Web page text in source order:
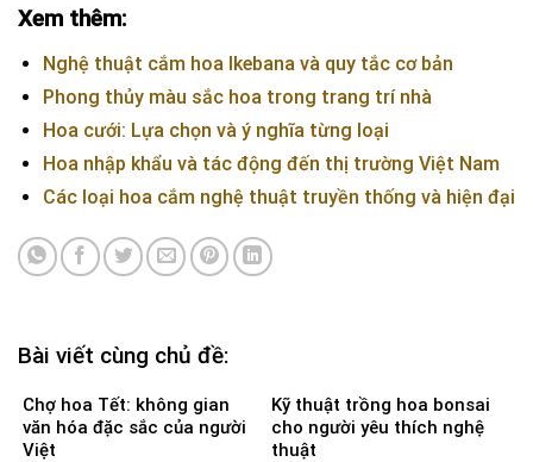
Xem thêm:
Nghệ thuật cắm hoa Ikebana và quy tắc cơ bản
Phong thủy màu sắc hoa trong trang trí nhà
Hoa cưới: Lựa chọn và ý nghĩa từng loại
Hoa nhập khẩu và tác động đến thị trường Việt Nam
Các loại hoa cắm nghệ thuật truyền thống và hiện đại
Bài viết cùng chủ đề:
Chợ hoa Tết: không gian
văn hóa đặc sắc của người
Việt
Kỹ thuật trồng hoa bonsai
cho người yêu thích nghệ
thuật